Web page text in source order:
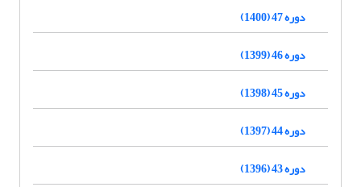
دوره 47 (1400)
دوره 46 (1399)
دوره 45 (1398)
دوره 44 (1397)
دوره 43 (1396)